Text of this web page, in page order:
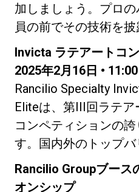
加しましょう。プロ
員の前でその技術を披
Invicta ラテアートコ
2025年2月16日 •
Rancilio Specialty
Eliteは、第III回ラテア
コンペティションの
す。国内外のトップバ
Rancilio Groupブース
オンシップ